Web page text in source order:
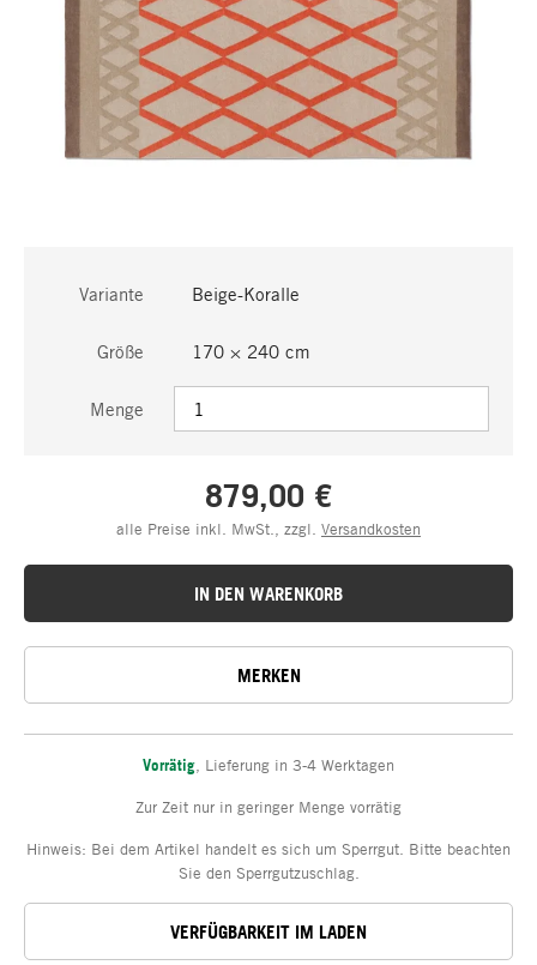
Variante Beige-Koralle
Größe 170 × 240 cm
Menge
879,00 €
alle Preise inkl. MwSt., zzgl. Versandkosten
IN DEN WARENKORB
MERKEN
Vorrätig Lieferung in 3-4 Werktagen
Zur Zeit nur in geringer Menge vorrätig
Hinweis: Bei dem Artikel handelt es sich um Sperrgut. Bitte beachten
Sie den Sperrgutzuschlag.
VERFÜGBARKEIT IM LADEN